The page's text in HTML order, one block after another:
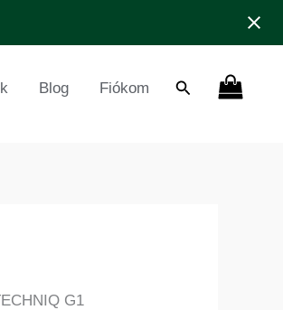
Blog Fiókom Search
G1